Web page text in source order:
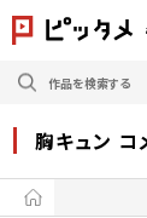
胸キュン コ